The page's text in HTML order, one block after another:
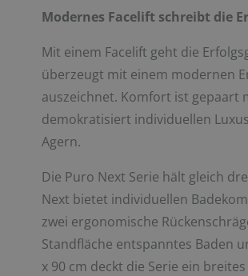
Modernes Facelift schreibt die
Mit einem Facelift geht die
überzeugt mit einem modernen
auszeichnet. Komfort ist gepaart
demokratisiert individuellen
Agern.
Die Puro Next Serie hält gleich
Next bietet individuellen
zwei ergonomische
Standfläche entspanntes Baden
x 90 cm deckt die Serie ein